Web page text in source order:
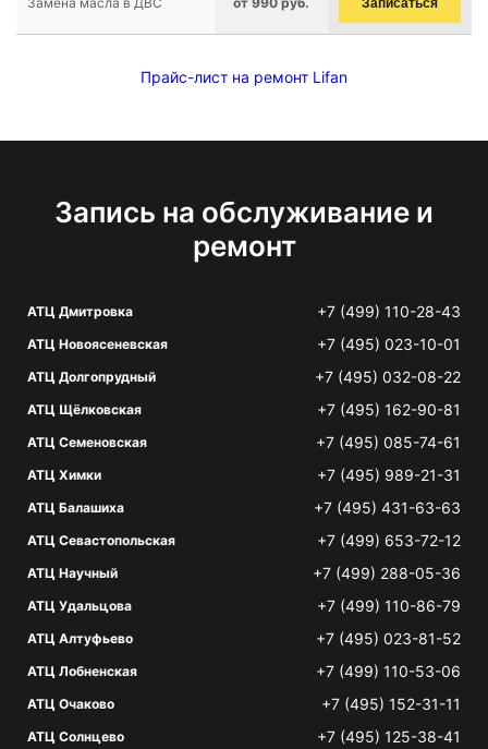
Записаться
Прайс-лист на ремонт Lifan
Запись на обслуживание и
ремонт
АТЦ Дмитровка +7 (499) 110-28-43
АТЦ Новоясеневская +7 (495) 023-10-01
АТЦ Долгопрудный +7 (495) 032-08-22
АТЦ Щёлковская +7 (495) 162-90-81
АТЦ Семеновская +7 (495) 085-74-61
АТЦ Химки +7 (495) 989-21-31
АТЦ Балашиха +7 (495) 431-63-63
АТЦ Севастопольская +7 (499) 653-72-12
АТЦ Научный +7 (499) 288-05-36
АТЦ Удальцова +7 (499) 110-86-79
АТЦ Алтуфьево +7 (495) 023-81-52
АТЦ Лобненская +7 (499) 110-53-06
АТЦ Очаково +7 (495) 152-31-11
АТЦ Солнцево +7 (495) 125-38-41